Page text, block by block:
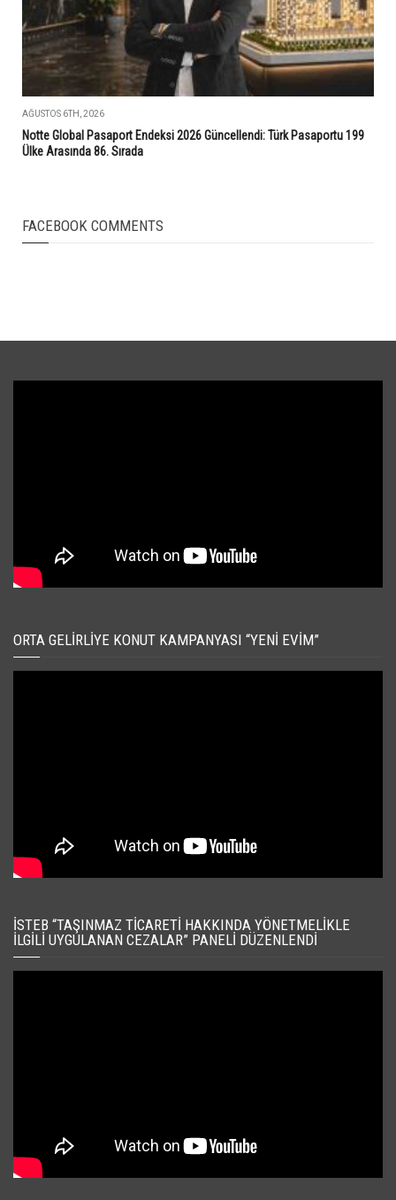
AĞUSTOS 6TH, 2026
Notte Global Pasaport Endeksi 2026 Güncellendi: Türk Pasaportu 199
Ülke Arasında 86. Sırada
FACEBOOK COMMENTS
ORTA GELIRLIYE KONUT KAMPANYASI “YENI EVIM”
İSTEB “TAŞINMAZ TICARETI HAKKINDA YÖNETMELIKLE
İLGILI UYGULANAN CEZALAR” PANELI DÜZENLENDI